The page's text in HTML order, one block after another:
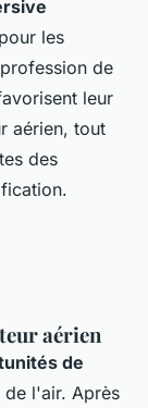
les
de
leur
aérien, tout
des
aérien
de
de l'air. Après